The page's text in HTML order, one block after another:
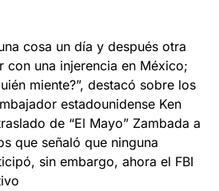
cosa un día y después otra
con una injerencia en México;
miente?”, destacó sobre los
estadounidense Ken
de “El Mayo” Zambada a
que señaló que ninguna
sin embargo, ahora el FBI